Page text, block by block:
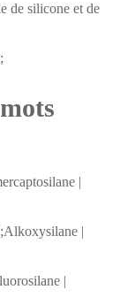
de silicone et de
|
|
|